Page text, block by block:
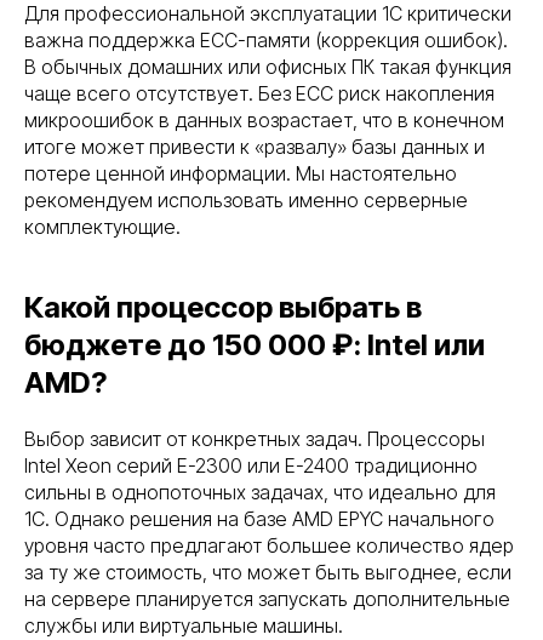
Для профессиональной эксплуатации 1С критически
важна поддержка ECC-памяти (коррекция ошибок).
В обычных домашних или офисных ПК такая функция
чаще всего отсутствует. Без ECC риск накопления
микроошибок в данных возрастает, что в конечном
итоге может привести к «развалу» базы данных и
потере ценной информации. Мы настоятельно
рекомендуем использовать именно серверные
комплектующие.
Какой процессор выбрать в
бюджете до 150 000 ₽: Intel или
AMD?
Выбор зависит от конкретных задач. Процессоры
Intel Xeon серий E-2300 или E-2400 традиционно
сильны в однопоточных задачах, что идеально для
1С. Однако решения на базе AMD EPYC начального
уровня часто предлагают большее количество ядер
за ту же стоимость, что может быть выгоднее, если
на сервере планируется запускать дополнительные
службы или виртуальные машины.
ИНН: 3525484526
ОГРН: 1233500000502
Адрес: 160001, Вологодская область, городской округ город
Вологда, город Вологда, улица Мира, дом 40, помещение 4
Сделано в Rhino